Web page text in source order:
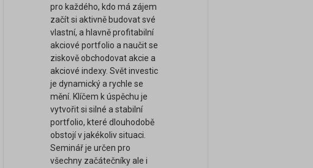
pro každého, kdo má zájem
začít si aktivně budovat své
vlastní, a hlavně profitabilní
akciové portfolio a naučit se
ziskově obchodovat akcie a
akciové indexy. Svět investic
je dynamický a rychle se
mění. Klíčem k úspěchu je
vytvořit si silné a stabilní
portfolio, které dlouhodobě
obstojí v jakékoliv situaci.
Seminář je určen pro
všechny začátečníky ale i